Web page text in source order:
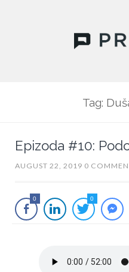
Tag:
Epizoda #10:
AUGUST 22, 2019 0
0 0